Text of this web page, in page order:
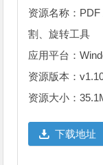
资源名称：
割、旋转工具
应用平台：
资源版本：
资源大小：
下载地址